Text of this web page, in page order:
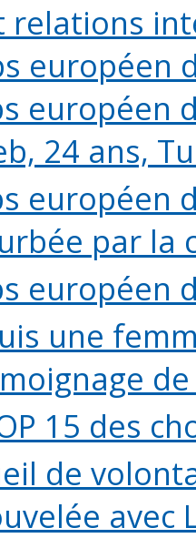
relations
européen
européen
24 ans,
européen
par la
européen
une
de
15 des
de
avec